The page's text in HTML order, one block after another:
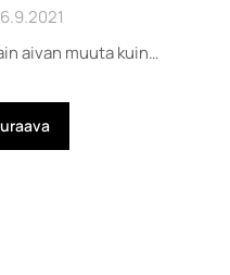
aivan muuta kuin…